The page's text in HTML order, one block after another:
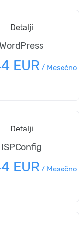
Detalji
WordPress
EUR / Mesečno
Detalji
ISPConfig
EUR / Mesečno